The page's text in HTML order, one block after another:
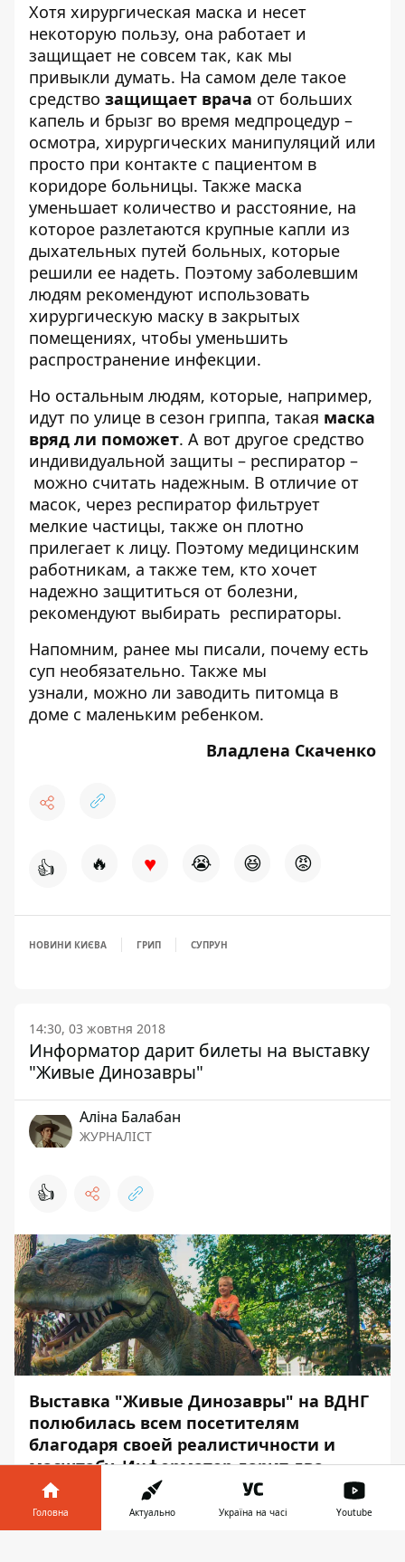
Хотя хирургическая маска и несет
некоторую пользу, она работает и
защищает не совсем так, как мы
привыкли думать. На самом деле такое
средство защищает врача от больших
капель и брызг во время медпроцедур –
осмотра, хирургических манипуляций или
просто при контакте с пациентом в
коридоре больницы. Также маска
уменьшает количество и расстояние, на
которое разлетаются крупные капли из
дыхательных путей больных, которые
решили ее надеть. Поэтому заболевшим
людям рекомендуют использовать
хирургическую маску в закрытых
помещениях, чтобы уменьшить
распространение инфекции.
Но остальным людям, которые, например,
идут по улице в сезон гриппа, такая маска
вряд ли поможет. А вот другое средство
индивидуальной защиты – респиратор –
можно считать надежным. В отличие от
масок, через респиратор фильтрует
мелкие частицы, также он плотно
прилегает к лицу. Поэтому медицинским
работникам, а также тем, кто хочет
надежно защититься от болезни,
рекомендуют выбирать респираторы.
Напомним, ранее мы писали, почему есть
суп необязательно. Также мы
узнали, можно ли заводить питомца в
доме с маленьким ребенком.
Владлена Скаченко
👍 🔥 ♥ 😭 😆 😡
НОВИНИ КИЄВА ГРИП СУПРУН
14:30, 03 жовтня 2018
Информатор дарит билеты на выставку
"Живые Динозавры"
Аліна Балабан
ЖУРНАЛІСТ
👍
Выставка "Живые Динозавры" на ВДНГ
полюбилась всем посетителям
благодаря своей реалистичности и
масштабу. Информатор дарит два
семейных билета своим читателям,
чтобы еще больше жителей и гостей
столицы смогли перенестись назад во
Головна Актуально Україна на часі Youtube